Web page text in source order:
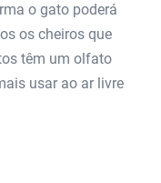
o gato poderá
os cheiros que
têm um olfato
usar ao ar livre